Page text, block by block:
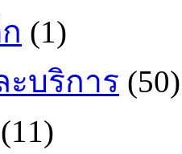
(1)
บริการ (50)
(11)